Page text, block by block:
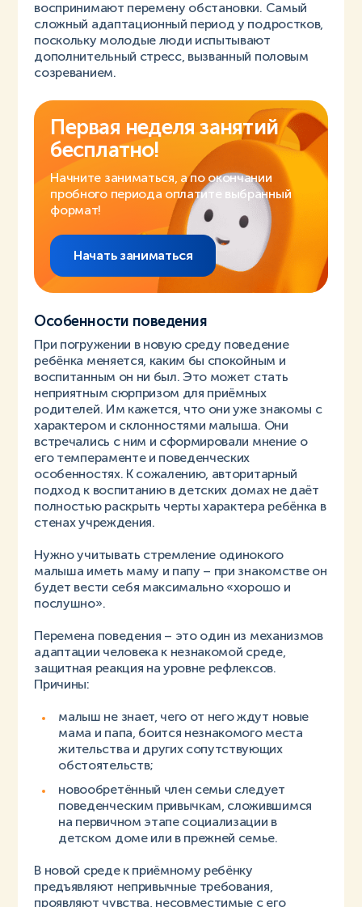
воспринимают перемену обстановки. Самый
сложный адаптационный период у подростков,
поскольку молодые люди испытывают
дополнительный стресс, вызванный половым
созреванием.
Первая неделя занятий
бесплатно!
Начните заниматься, а по окончании
пробного периода оплатите выбранный
формат!
Начать заниматься
Особенности поведения
При погружении в новую среду поведение
ребёнка меняется, каким бы спокойным и
воспитанным он ни был. Это может стать
неприятным сюрпризом для приёмных
родителей. Им кажется, что они уже знакомы с
характером и склонностями малыша. Они
встречались с ним и сформировали мнение о
его темпераменте и поведенческих
особенностях. К сожалению, авторитарный
подход к воспитанию в детских домах не даёт
полностью раскрыть черты характера ребёнка в
стенах учреждения.
Нужно учитывать стремление одинокого
малыша иметь маму и папу – при знакомстве он
будет вести себя максимально «хорошо и
послушно».
Перемена поведения – это один из механизмов
адаптации человека к незнакомой среде,
защитная реакция на уровне рефлексов.
Причины:
малыш не знает, чего от него ждут новые
мама и папа, боится незнакомого места
жительства и других сопутствующих
обстоятельств;
новообретённый член семьи следует
поведенческим привычкам, сложившимся
на первичном этапе социализации в
детском доме или в прежней семье.
В новой среде к приёмному ребёнку
предъявляют непривычные требования,
проявляют чувства, несовместимые с его